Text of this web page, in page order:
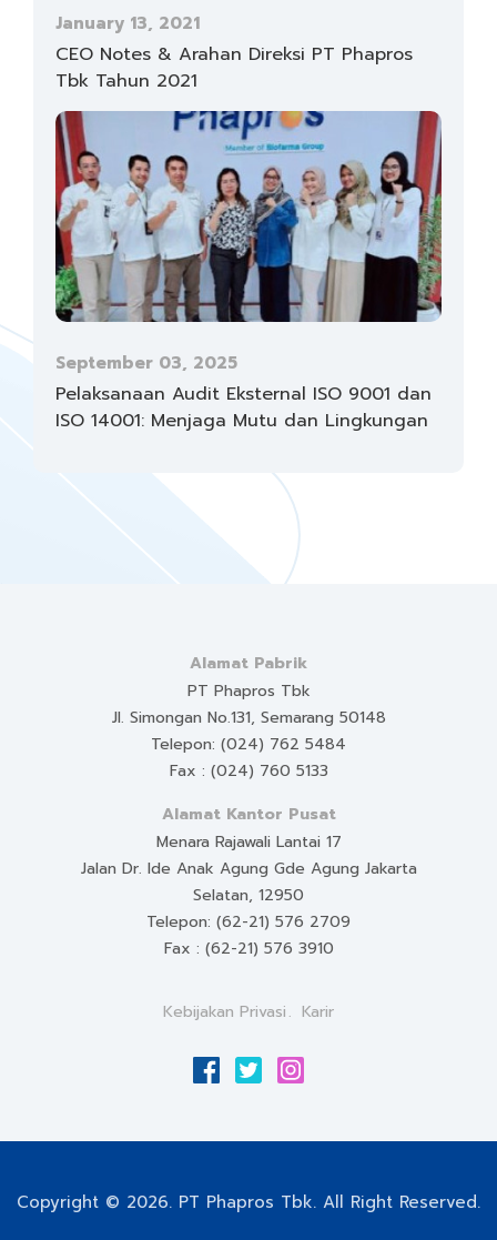
January 13, 2021
CEO Notes & Arahan Direksi PT Phapros
Tbk Tahun 2021
September 03, 2025
Pelaksanaan Audit Eksternal ISO 9001 dan
ISO 14001: Menjaga Mutu dan Lingkungan
Alamat Pabrik
PT Phapros Tbk
Jl. Simongan No.131, Semarang 50148
Telepon: (024) 762 5484
Fax : (024) 760 5133
Alamat Kantor Pusat
Menara Rajawali Lantai 17
Jalan Dr. Ide Anak Agung Gde Agung Jakarta
Selatan, 12950
Telepon: (62-21) 576 2709
Fax : (62-21) 576 3910
Kebijakan Privasi Karir
Copyright © 2026. PT Phapros Tbk. All Right Reserved.